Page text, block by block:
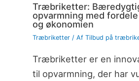
Træbriketter:
opvarmning med
og økonomien
Træbriketter/ Af Tilbud på
Træbriketter er en
til opvarmning, der har